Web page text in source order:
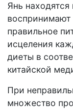
Янь
воспринимают
правильное
исцеления
диеты в
китайской
При
множество